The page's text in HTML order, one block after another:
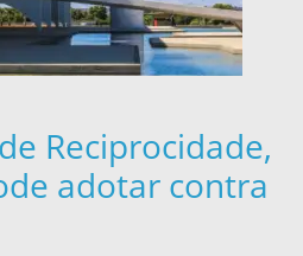
Reciprocidade,
adotar contra